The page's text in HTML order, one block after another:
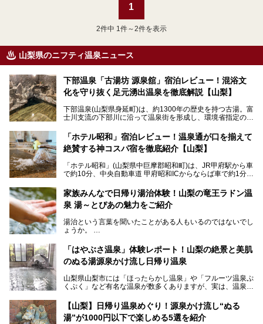
1
2件中 1件～2件を表示
山梨県のニフティ温泉ニュース
下部温泉「古湯坊 源泉舘」宿泊レビュー！混浴文
化を守り抜く足元湧出温泉を徹底解説【山梨】
下部温泉(山梨県身延町)は、約1300年の歴史を持つ古湯。富
士川支流の下部川に沿って温泉街を形成し、環境省指定の国
中でも「古湯坊 源泉舘」は、戦国時代に武田信玄公も療養
したと伝えられる名湯の宿。最大の特徴は、令和の現代にお
いても混浴文化が守られ、老若男女の分け隔て一切無く温泉
向にありますが、「古湯坊 源泉舘」では本来あるべき混浴
の姿が保たれている点に注目すべきでしょう。
今回は足元湧出の混浴温泉である「かくし湯大岩風呂」をは
じめ、湯治棟である「別館神泉」を中心に「古湯坊 源泉
舘」の全貌を徹底紹介します。
「ホテル昭和」宿泊レビュー！温泉通が口を揃えて
絶賛する神コスパ宿を徹底紹介【山梨】
「ホテル昭和」(山梨県中巨摩郡昭和町)は、JR甲府駅から車
で約10分、中央自動車道 甲府昭和ICからならば車で約1分の
から、一人泊でも6,000円台から宿泊可能です。
しかし、最大の魅力は“温泉そのもの”でしょう。自家源泉を
統の単純温泉は、入浴すると実にサッパリ爽快。日帰り入浴
不可なこともあり、全国の温泉ファンがこの温泉を求めて
では循環濾過の沸かし湯が一般的ですが、ここは本物の極上
温泉。まさに価格破壊と言えるクオリティです。
室や無料朝食などをご紹介。温泉通が口を揃えて絶賛する神
コスパ宿の全貌を徹底解説します！
家族みんなで日帰り湯治体験！山梨の竜王ラドン温
泉 湯～とぴあの魅力をご紹介
湯治という言葉を聞いたことがある人もいるのではないでし
ょうか。
なかなか体験できない、湯治体験が日帰りでできる温浴施設
が山梨にあります。
ぴあ」の魅力をご紹介します。
提供元：株式会社湯ーとぴあ【PR】
この記事は株式会社湯ーとぴあのPRレポート記事です。
「はやぶさ温泉」体験レポート！山梨の絶景と美肌
のぬる湯源泉かけ流し日帰り温泉
山梨県山梨市には「ほったらかし温泉」や「フルーツ温泉ぷ
くぷく」など有名な温泉が数多くありますが、実は、温泉マ
です。今回紹介する「はやぶさ温泉」も、そのひとつ。温泉
はもちろん、絶景や地元食材を活かしたグルメも堪能できま
す。
【山梨】日帰り温泉めぐり！源泉かけ流し“ぬる
湯”が1000円以下で楽しめる5選を紹介